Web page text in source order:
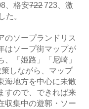
、格安722723、激
た。
ソープランドリス
はソープ街マップが
「姫路」「尼崎」
策しながら、マップ
海地方を中心に未散
すので、できれば来
収集中の遊郭・ソー